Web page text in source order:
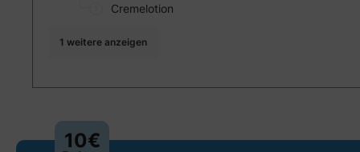
Cremelotion
1 weitere anzeigen
10€